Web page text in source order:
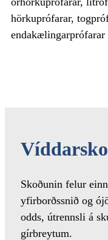
hörkuprófarar,
Skoðunin felur
yfirborðssnið og
odds, útrennsli á
gírbreytum.